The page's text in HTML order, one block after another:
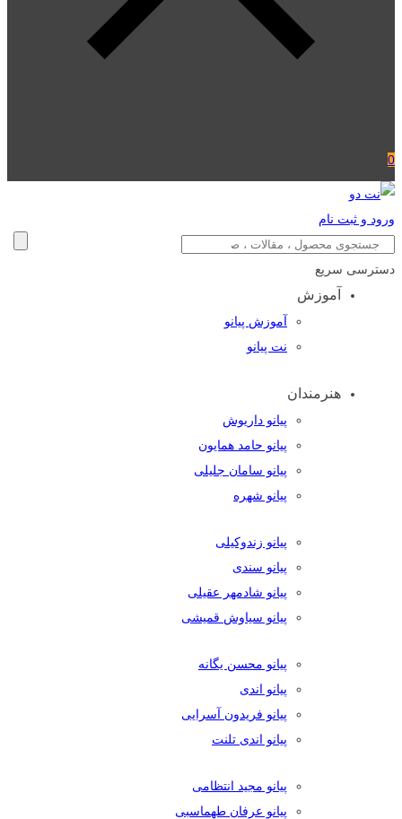
0
ورود و ثبت نام
دسترسی سریع
آموزش
آموزش پیانو
نت پیانو
هنرمندان
پیانو داریوش
پیانو حامد همایون
پیانو سامان جلیلی
پیانو شهره
پیانو زندوکیلی
پیانو سندی
پیانو شادمهر عقیلی
پیانو سیاوش قمیشی
پیانو محسن یگانه
پیانو اندی
پیانو فریدون آسرایی
پیانو اندی تلنت
پیانو مجید انتظامی
پیانو عرفان طهماسبی